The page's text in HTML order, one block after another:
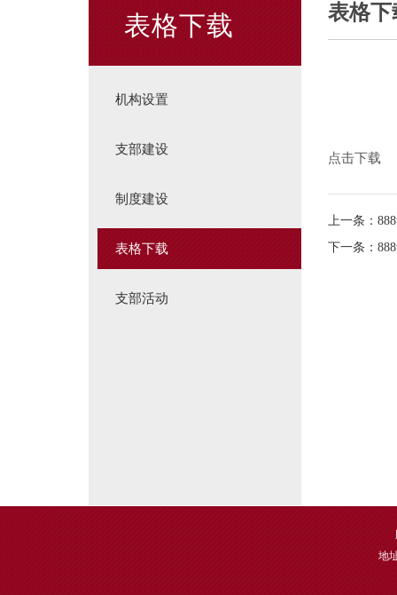
表格下载
机构设置
支部建设
制度建设
表格下载
支部活动
表格下
点击下载
上一条：
下一条：
地